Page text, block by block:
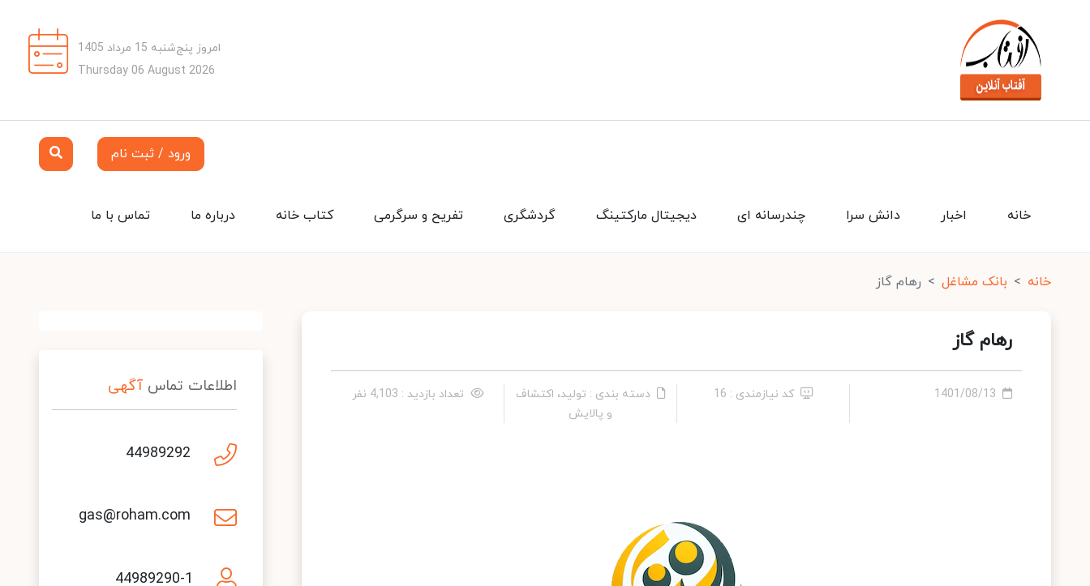
امروز پنج‌شنبه 15 مرداد 1405
Thursday 06 August 2026
ورود / ثبت نام
تماس با ما درباره ما کتاب خانه تفریح و سرگرمی گردشگری دیجیتال مارکتینگ چندرسانه ای دانش سرا اخبار خانه
خانه بانک مشاغل رهام گاز
رهام گاز
1401/08/13 کد نیازمندی : 16
دسته بندی : تولید، اکتشاف
و پالایش
تعداد بازدید : 4,103 نفر اطلاعات تماس آگهی
44989292
gas@roham.com
44989290-1